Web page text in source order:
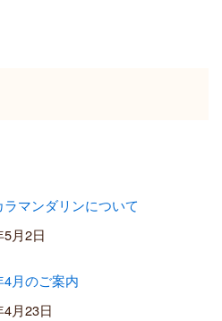
ラマンダリンについて
5月2日
4月のご案内
4月23日